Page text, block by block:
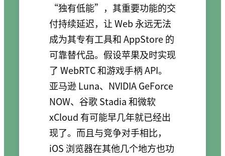
“独有低能”，其重要功能的交
付持续延迟，让 Web 永远无法
成为其专有工具和 AppStore 的
可靠替代品。假设苹果及时实现
了 WebRTC 和游戏手柄 API。
亚马逊 Luna、NVIDIA GeForce
NOW、谷歌 Stadia 和微软
xCloud 有可能早几年就已经出
现了。而且与竞争对手相比，
iOS 浏览器在其他几个地方也功